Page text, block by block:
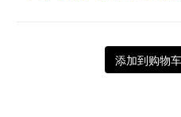
添加到购物车